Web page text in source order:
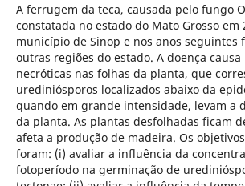
A ferrugem da teca, causada pelo fungo
constatada no estado do Mato Grosso em
município de Sinop e nos anos seguintes
outras regiões do estado. A doença causa
necróticas nas folhas da planta, que
urediniósporos localizados abaixo da
quando em grande intensidade, levam a
da planta. As plantas desfolhadas ficam
afeta a produção de madeira. Os
foram: (i) avaliar a influência da
fotoperíodo na germinação de